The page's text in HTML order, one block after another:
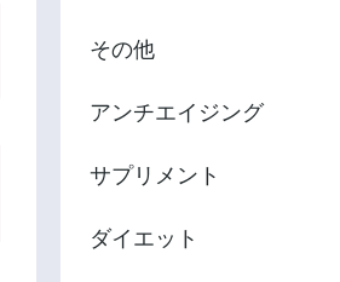
その他
アンチエイジング
サプリメント
ダイエット